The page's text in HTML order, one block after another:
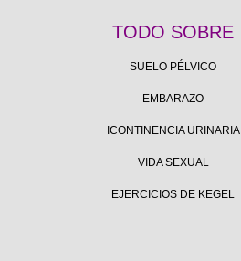
TODO SOBRE
SUELO PÉLVICO
EMBARAZO
ICONTINENCIA URINARIA
VIDA SEXUAL
EJERCICIOS DE KEGEL